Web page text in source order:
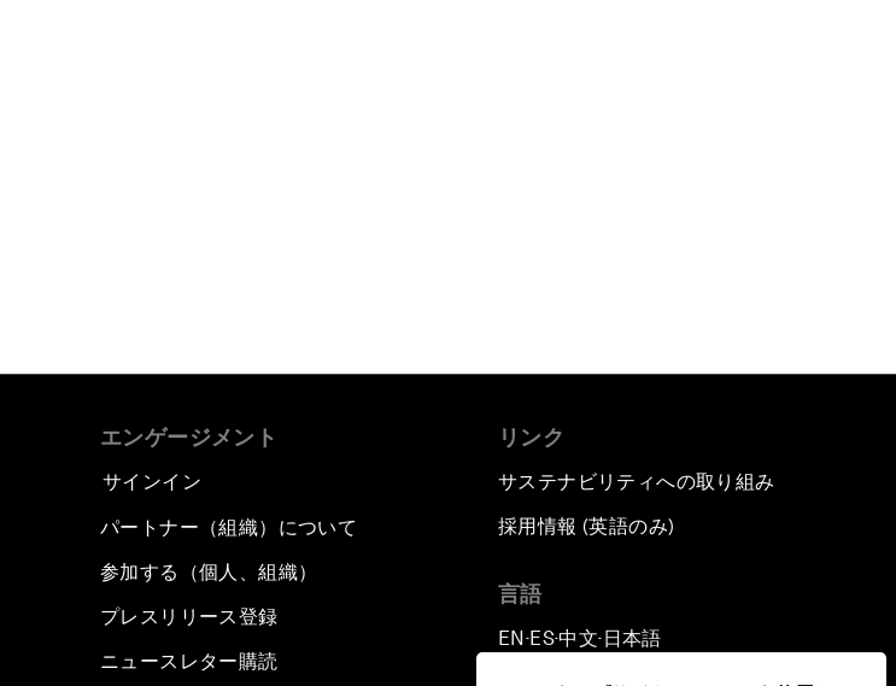
エンゲージメント
サインイン
パートナー（組織）について
参加する（個人、組織）
プレスリリース登録
ニュースレター購読
リンク
サステナビリティへの取り組み
採用情報 (英語のみ)
言語
EN ▪ES▪中文▪ 日本語